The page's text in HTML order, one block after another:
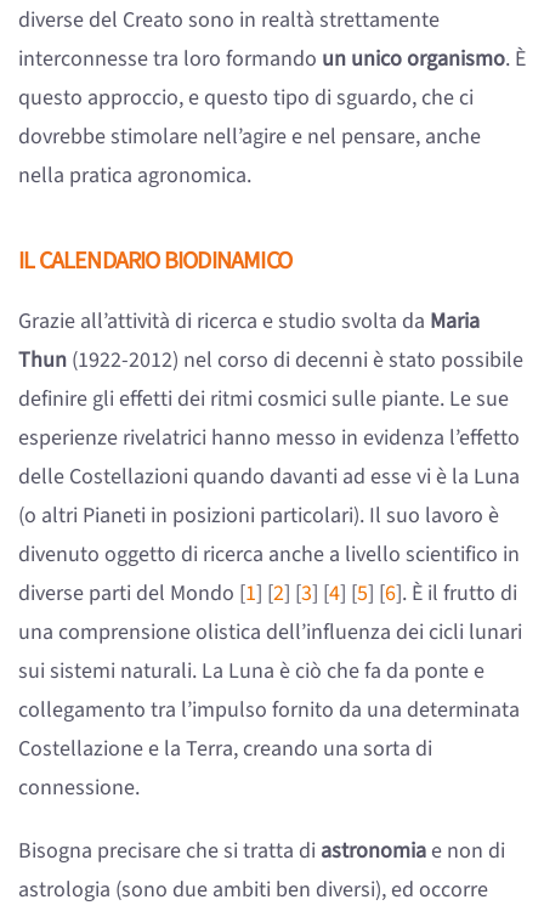
diverse del Creato sono in realtà strettamente
interconnesse tra loro formando un unico organismo. È
questo approccio, e questo tipo di sguardo, che ci
dovrebbe stimolare nell’agire e nel pensare, anche
nella pratica agronomica.
IL CALENDARIO BIODINAMICO
Grazie all’attività di ricerca e studio svolta da Maria
Thun (1922-2012) nel corso di decenni è stato possibile
definire gli effetti dei ritmi cosmici sulle piante. Le sue
esperienze rivelatrici hanno messo in evidenza l’effetto
delle Costellazioni quando davanti ad esse vi è la Luna
(o altri Pianeti in posizioni particolari). Il suo lavoro è
divenuto oggetto di ricerca anche a livello scientifico in
diverse parti del Mondo [1] [2] [3] [4] [5] [6]. È il frutto di
una comprensione olistica dell’influenza dei cicli lunari
sui sistemi naturali. La Luna è ciò che fa da ponte e
collegamento tra l’impulso fornito da una determinata
Costellazione e la Terra, creando una sorta di
connessione.
Bisogna precisare che si tratta di astronomiae non di
astrologia (sono due ambiti ben diversi), ed occorre